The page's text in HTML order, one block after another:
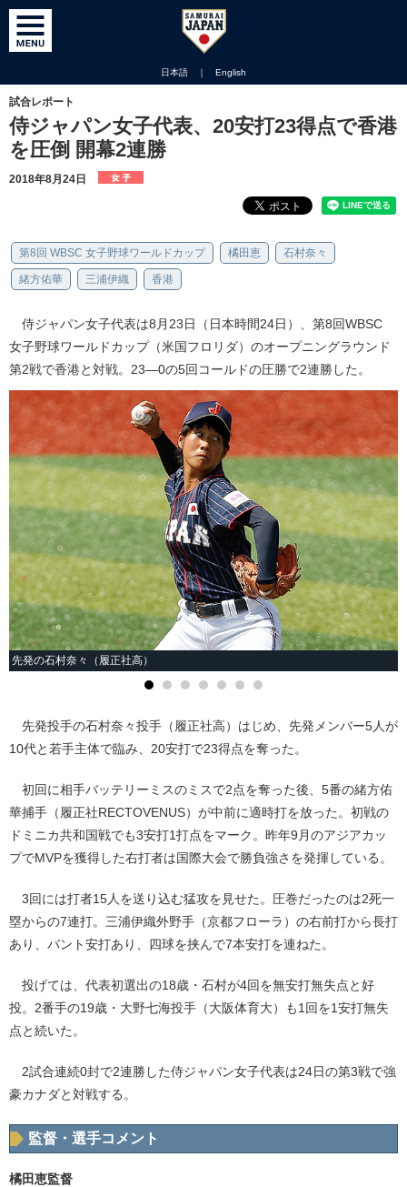
日本語 ｜ English
試合レポート
侍ジャパン女子代表、20安打23得点で香港
を圧倒 開幕2連勝
2018年8月24日
第8回 WBSC 女子野球ワールドカップ 橘田恵 石村奈々
緒方佑華 三浦伊織 香港
侍ジャパン女子代表は8月23日（日本時間24日）、第8回WBSC
女子野球ワールドカップ（米国フロリダ）のオープニングラウンド
第2戦で香港と対戦。23—0の5回コールドの圧勝で2連勝した。
先発の石村奈々（履正社高）
先発投手の石村奈々投手（履正社高）はじめ、先発メンバー5人が
10代と若手主体で臨み、20安打で23得点を奪った。
初回に相手バッテリーミスのミスで2点を奪った後、5番の緒方佑
華捕手（履正社RECTOVENUS）が中前に適時打を放った。初戦の
ドミニカ共和国戦でも3安打1打点をマーク。昨年9月のアジアカッ
プでMVPを獲得した右打者は国際大会で勝負強さを発揮している。
3回には打者15人を送り込む猛攻を見せた。圧巻だったのは2死一
塁からの7連打。三浦伊織外野手（京都フローラ）の右前打から長打
あり、バント安打あり、四球を挟んで7本安打を連ねた。
投げては、代表初選出の18歳・石村が4回を無安打無失点と好
投。2番手の19歳・大野七海投手（大阪体育大）も1回を1安打無失
点と続いた。
2試合連続0封で2連勝した侍ジャパン女子代表は24日の第3戦で強
豪カナダと対戦する。
監督・選手コメント
橘田恵監督